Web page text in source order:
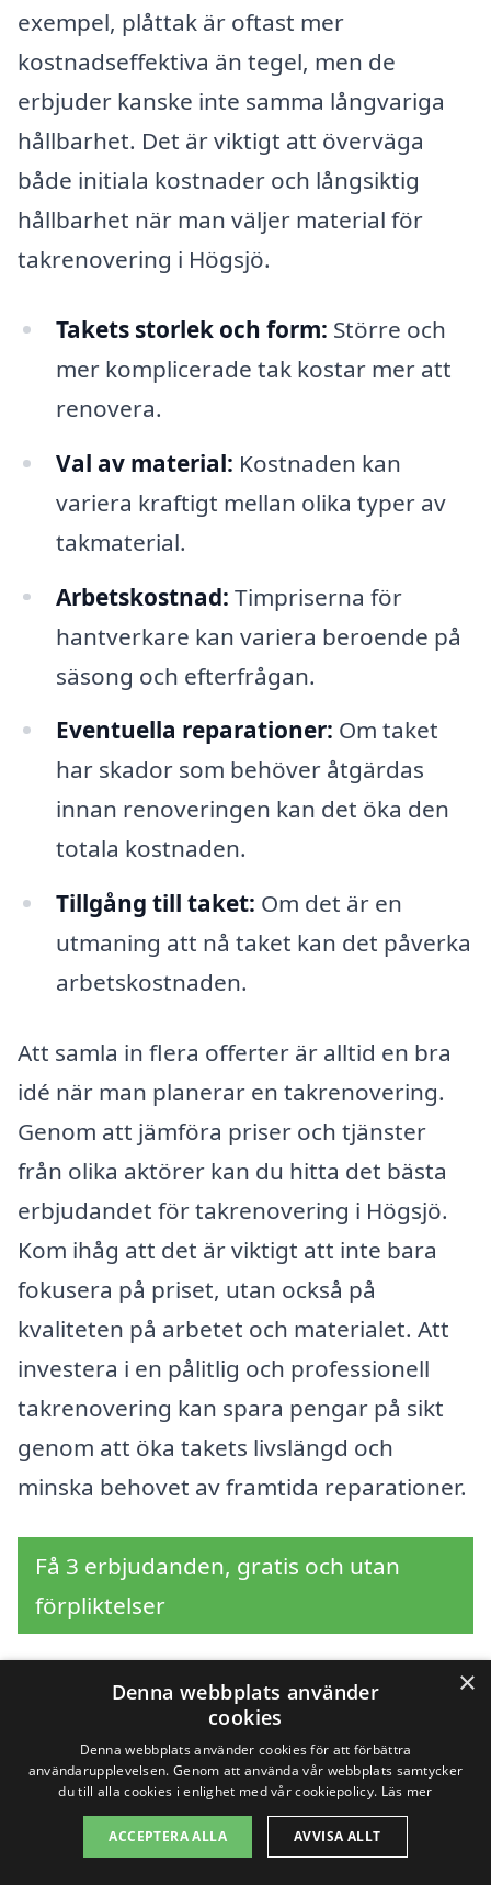
exempel, plåttak är oftast mer
kostnadseffektiva än tegel, men de
erbjuder kanske inte samma långvariga
hållbarhet. Det är viktigt att överväga
både initiala kostnader och långsiktig
hållbarhet när man väljer material för
takrenovering i Högsjö.
Takets storlek och form: Större och
mer komplicerade tak kostar mer att
renovera.
Val av material: Kostnaden kan
variera kraftigt mellan olika typer av
takmaterial.
Arbetskostnad: Timpriserna för
hantverkare kan variera beroende på
säsong och efterfrågan.
Eventuella reparationer: Om taket
har skador som behöver åtgärdas
innan renoveringen kan det öka den
totala kostnaden.
Tillgång till taket: Om det är en
utmaning att nå taket kan det påverka
arbetskostnaden.
Att samla in flera offerter är alltid en bra
idé när man planerar en takrenovering.
Genom att jämföra priser och tjänster
från olika aktörer kan du hitta det bästa
erbjudandet för takrenovering i Högsjö.
Kom ihåg att det är viktigt att inte bara
fokusera på priset, utan också på
kvaliteten på arbetet och materialet. Att
investera i en pålitlig och professionell
takrenovering kan spara pengar på sikt
genom att öka takets livslängd och
minska behovet av framtida reparationer.
Få 3 erbjudanden, gratis och utan
förpliktelser
Sök efter en
professionell för
takrenovering i andra
×
Denna webbplats använder
cookies
Denna webbplats använder cookies för att förbättra
användarupplevelsen. Genom att använda vår webbplats samtycker
du till alla cookies i enlighet med vår cookiepolicy. Läs mer
ACCEPTERA ALLA AVVISA ALLT